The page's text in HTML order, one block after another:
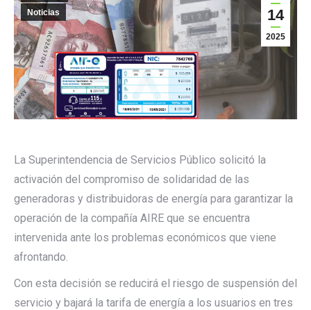
14
2025
Noticias
La Superintendencia de Servicios Público solicitó la
activación del compromiso de solidaridad de las
generadoras y distribuidoras de energía para garantizar la
operación de la compañía AIRE que se encuentra
intervenida ante los problemas económicos que viene
afrontando.
Con esta decisión se reducirá el riesgo de suspensión del
servicio y bajará la tarifa de energía a los usuarios en tres